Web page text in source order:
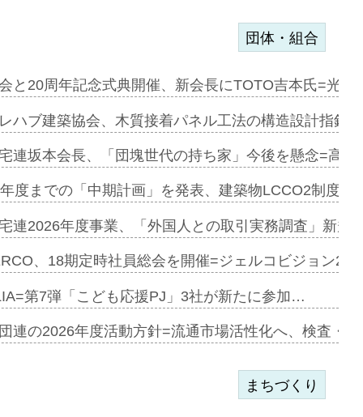
を提案=P…
ンビ…
加=リンナ…
見込む=…
開始=三協…
団体・組合
と20周年記念式典開催、新会長にTOTO吉本氏=光
ハブ建築協会、木質接着パネル工法の構造設計指針
連坂本会長、「団塊世代の持ち家」今後を懸念=高
度までの「中期計画」を発表、建築物LCCO2制度
連2026年度事業、「外国人との取引実務調査」新規
、18期定時社員総会を開催=ジェルコビジョン
第7弾「こども応援PJ」3社が新たに参加…
連の2026年度活動方針=流通市場活性化へ、検査・
まちづくり